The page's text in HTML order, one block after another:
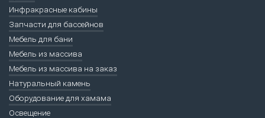
Инфракрасные кабины
Запчасти для бассейнов
Мебель для бани
Мебель из массива
Мебель из массива на заказ
Натуральный камень
Оборудование для хамама
Освещение